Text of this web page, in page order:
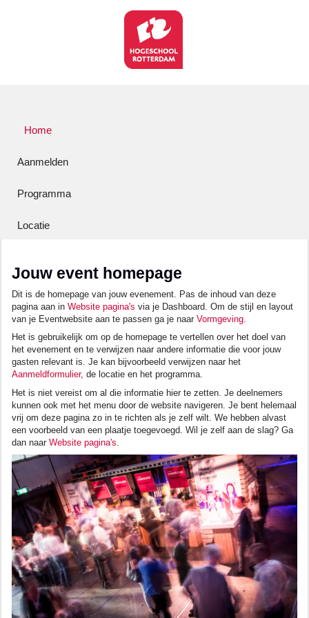
Home
Aanmelden
Programma
Locatie
Jouw event homepage
Dit is de homepage van jouw evenement. Pas de inhoud van deze
pagina aan in Website pagina's via je Dashboard. Om de stijl en layout
van je Eventwebsite aan te passen ga je naar Vormgeving
Het is gebruikelijk om op de homepage te vertellen over het doel van
het evenement en te verwijzen naar andere informatie die voor jouw
gasten relevant is. Je kan bijvoorbeeld verwijzen naar het
Aanmeldformulier, de locatie en het programma.
Het is niet vereist om al die informatie hier te zetten. Je deelnemers
kunnen ook met het menu door de website navigeren. Je bent helemaal
vrij om deze pagina zo in te richten als je zelf wilt. We hebben alvast
een voorbeeld van een plaatje toegevoegd. Wil je zelf aan de slag? Ga
dan naar Website pagina's